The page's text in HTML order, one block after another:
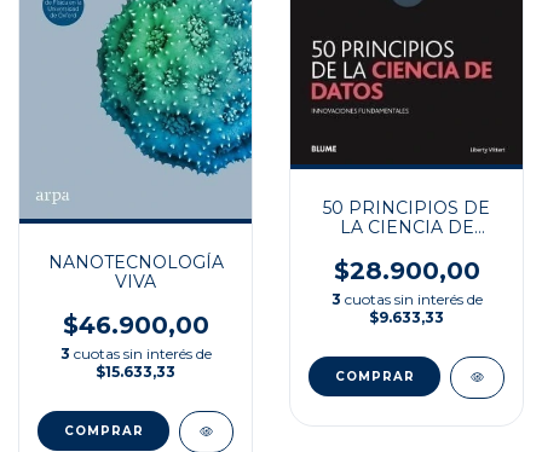
NANOTECNOLOGÍA
VIVA
$46.900,00
3 cuotas sin interés de
$15.633,33
50 PRINCIPIOS DE
LA CIENCIA DE
$28.900,00
3 cuotas sin interés de
$9.633,33